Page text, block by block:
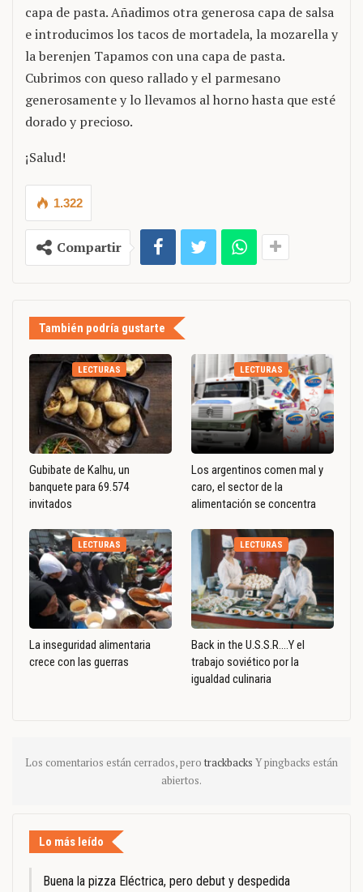
capa de pasta. Añadimos otra generosa capa de salsa
e introducimos los tacos de mortadela, la mozarella y
la berenjen Tapamos con una capa de pasta.
Cubrimos con queso rallado y el parmesano
generosamente y lo llevamos al horno hasta que esté
dorado y precioso.
¡Salud!
1.322
Compartir
También podría gustarte
LECTURAS
Gubibate de Kalhu, un
banquete para 69.574
invitados
LECTURAS
Los argentinos comen mal y
caro, el sector de la
alimentación se concentra
LECTURAS
La inseguridad alimentaria
crece con las guerras
LECTURAS
Back in the U.S.S.R….Y el
trabajo soviético por la
igualdad culinaria
Los comentarios están cerrados, pero trackbacks Y pingbacks están
abiertos.
Lo más leído
Buena la pizza Eléctrica, pero debut y despedida